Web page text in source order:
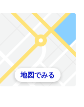
地図でみる